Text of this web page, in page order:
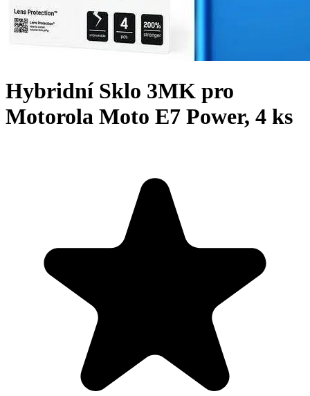
Hybridní Sklo 3MK pro
Motorola Moto E7 Power, 4 ks